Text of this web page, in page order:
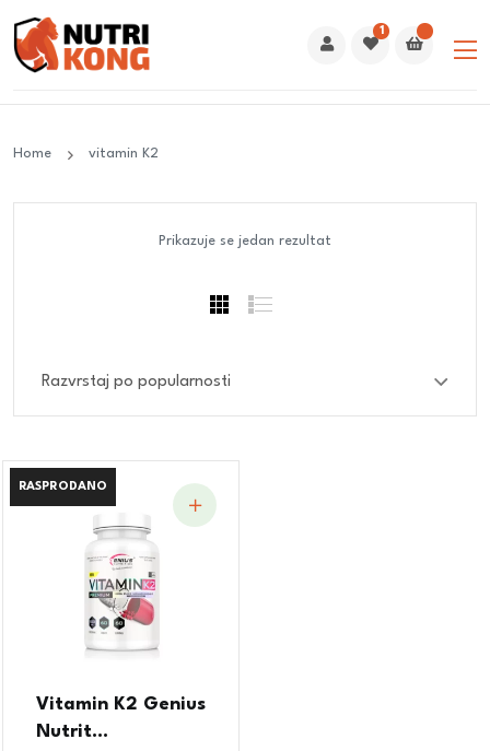
1
Home vitamin K2
Prikazuje se jedan rezultat
RASPRODANO
RASPRODANO
Vitamin K2 Genius
Nutrit...